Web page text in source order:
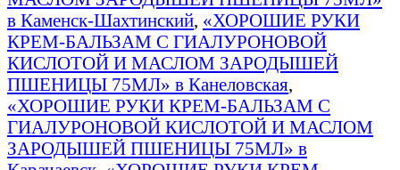
в Каменск-Шахтинский, «ХОРОШИЕ РУКИ
КРЕМ-БАЛЬЗАМ С ГИАЛУРОНОВОЙ
КИСЛОТОЙ И МАСЛОМ ЗАРОДЫШЕЙ
ПШЕНИЦЫ 75МЛ» в Канеловская,
«ХОРОШИЕ РУКИ КРЕМ-БАЛЬЗАМ С
ГИАЛУРОНОВОЙ КИСЛОТОЙ И МАСЛОМ
ЗАРОДЫШЕЙ ПШЕНИЦЫ 75МЛ» в